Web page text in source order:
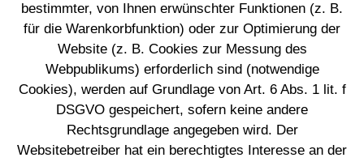
bestimmter, von Ihnen erwünschter Funktionen (z. B.
für die Warenkorbfunktion) oder zur Optimierung der
Website (z. B. Cookies zur Messung des
Webpublikums) erforderlich sind (notwendige
Cookies), werden auf Grundlage von Art. 6 Abs. 1 lit. f
DSGVO gespeichert, sofern keine andere
Rechtsgrundlage angegeben wird. Der
Websitebetreiber hat ein berechtigtes Interesse an der